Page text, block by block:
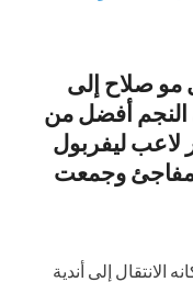
مو صلاح إلى
أفضل من
لاعب ليفربول
وجمعت
الانتقال إلى أندية